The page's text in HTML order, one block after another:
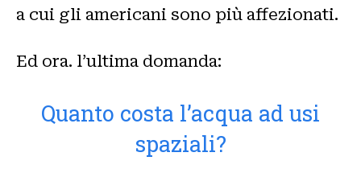
a cui gli americani sono più affezionati.
Ed ora. l’ultima domanda:
Quanto costa l’acqua ad usi
spaziali?